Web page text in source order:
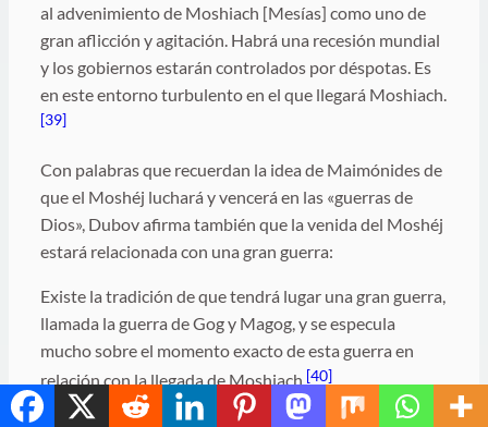
al advenimiento de Moshiach [Mesías] como uno de
gran aflicción y agitación. Habrá una recesión mundial
y los gobiernos estarán controlados por déspotas. Es
en este entorno turbulento en el que llegará Moshiach.
[39]
Con palabras que recuerdan la idea de Maimónides de
que el Moshéj luchará y vencerá en las «guerras de
Dios», Dubov afirma también que la venida del Moshéj
estará relacionada con una gran guerra:
Existe la tradición de que tendrá lugar una gran guerra,
llamada la guerra de Gog y Magog, y se especula
mucho sobre el momento exacto de esta guerra en
relación con la llegada de Moshiach.[40]